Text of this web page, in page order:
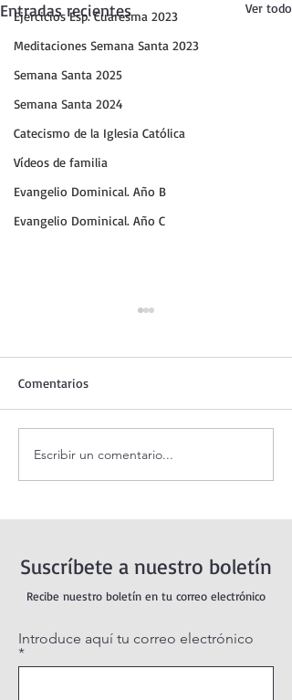
Ejercicios Esp. Cuaresma 2023
Meditaciones Semana Santa 2023
Semana Santa 2025
Semana Santa 2024
Catecismo de la Iglesia Católica
Vídeos de familia
Evangelio Dominical. Año B
Evangelio Dominical. Año C
Entradas recientes Ver todo
Oración de la mañana. 8 de
agosto.
Comentarios
Escribir un comentario...
Suscríbete a nuestro boletín
Recibe nuestro boletín en tu correo electrónico
Introduce aquí tu correo electrónico